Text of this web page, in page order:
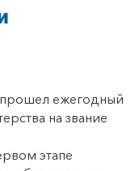
ежегодный
на звание
этапе